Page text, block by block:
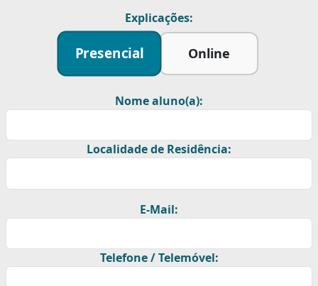
Explicações:
Presencial Online
Nome aluno(a):
Localidade de Residência:
E-Mail:
Telefone / Telemóvel: